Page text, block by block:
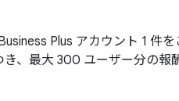
Plus アカウント 1 件
、最大 300 ユーザー分の